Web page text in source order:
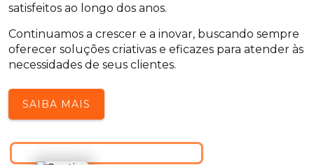
satisfeitos ao longo dos anos.
Continuamos a crescer e a inovar, buscando sempre
oferecer soluções criativas e eficazes para atender às
necessidades de seus clientes.
SAIBA MAIS